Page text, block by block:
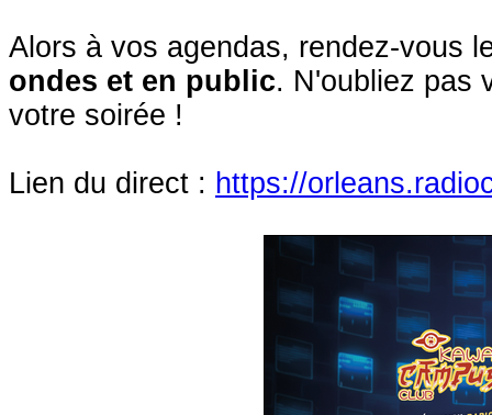
Alors à vos agendas, rendez-vous
ondes et en public. N'oubliez pas
votre soirée !
Lien du direct : https://